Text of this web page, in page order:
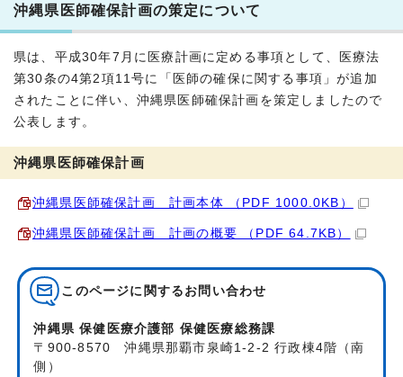
沖縄県医師確保計画の策定について
県は、平成30年7月に医療計画に定める事項として、医療法
第30条の4第2項11号に「医師の確保に関する事項」が追加
されたことに伴い、沖縄県医師確保計画を策定しましたので
公表します。
沖縄県医師確保計画
沖縄県医師確保計画 計画本体 （PDF 1000.0KB）
沖縄県医師確保計画 計画の概要 （PDF 64.7KB）
このページに関する お問い合わせ
沖縄県 保健医療介護部 保健医療総務課
〒900-8570 沖縄県那覇市泉崎1-2-2 行政棟4階（南
側）